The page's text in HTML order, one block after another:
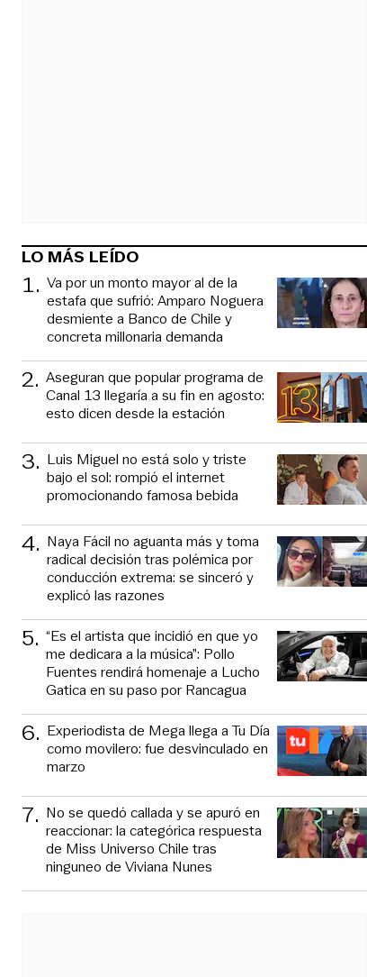
LO MÁS LEÍDO
1. Va por un monto mayor al de la
estafa que sufrió: Amparo Noguera
desmiente a Banco de Chile y
concreta millonaria demanda
2. Aseguran que popular programa de
Canal 13 llegaría a su fin en agosto:
esto dicen desde la estación
3. Luis Miguel no está solo y triste
bajo el sol: rompió el internet
promocionando famosa bebida
4. Naya Fácil no aguanta más y toma
radical decisión tras polémica por
conducción extrema: se sinceró y
explicó las razones
5. “Es el artista que incidió en que yo
me dedicara a la música”: Pollo
Fuentes rendirá homenaje a Lucho
Gatica en su paso por Rancagua
6. Experiodista de Mega llega a Tu Día
como movilero: fue desvinculado en
marzo
7. No se quedó callada y se apuró en
reaccionar: la categórica respuesta
de Miss Universo Chile tras
ninguneo de Viviana Nunes